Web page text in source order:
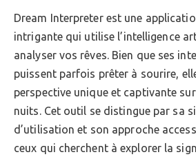
Dream Interpreter est une
intrigante qui utilise l’intelligence
analyser vos rêves. Bien que ses
puissent parfois prêter à sourire,
perspective unique et captivante
nuits. Cet outil se distingue par sa
d’utilisation et son approche
ceux qui cherchent à explorer la